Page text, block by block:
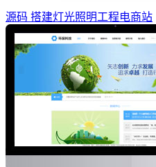
源码 搭建灯光照明工程电商站